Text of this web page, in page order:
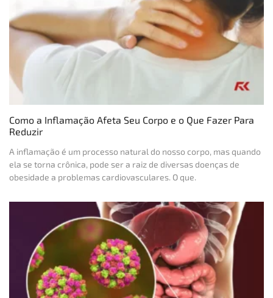
Como a Inflamação Afeta Seu Corpo e o Que Fazer Para
Reduzir
A inflamação é um processo natural do nosso corpo, mas quando
ela se torna crônica, pode ser a raiz de diversas doenças de
obesidade a problemas cardiovasculares. O que.